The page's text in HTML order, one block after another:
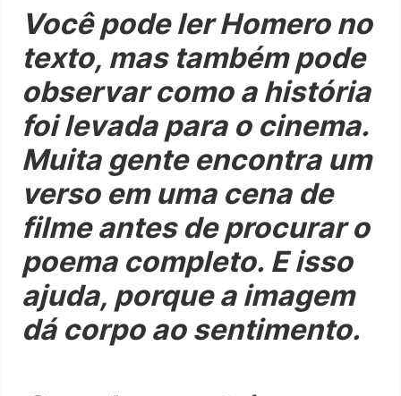
Você pode ler Homero no
texto, mas também pode
observar como a história
foi levada para o cinema.
Muita gente encontra um
verso em uma cena de
filme antes de procurar o
poema completo. E isso
ajuda, porque a imagem
dá corpo ao sentimento.